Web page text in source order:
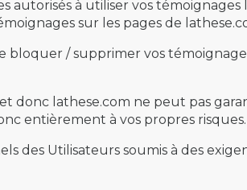
à utiliser vos
sur les pages de
/ supprimer vos
donc lathese.com ne peut pas
entièrement à vos propres risques.
Utilisateurs soumis à des